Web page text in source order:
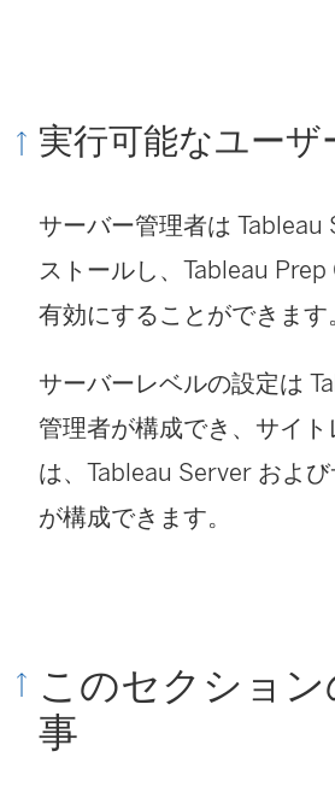
実行可能なユーザ
サーバー管理者は Tableau
ストールし、Tableau
有効にすることができます
サーバーレベルの設定は
管理者が構成でき、サイト
は、Tableau Server およ
が構成できます。
このセクショ
事